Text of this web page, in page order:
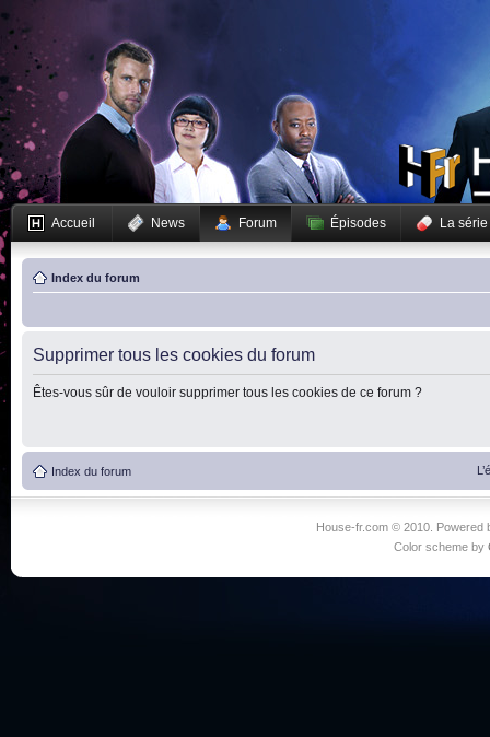
Accueil News Forum Épisodes La série
Index du forum
Supprimer tous les cookies du forum
Êtes-vous sûr de vouloir supprimer tous les cookies de ce forum ?
Index du forum
House-fr.com © 2010. Powered
Color scheme by